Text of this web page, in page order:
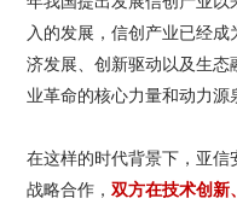
入的发展，信创产业已经
济发展、创新驱动以及生
业革命的核心力量和动力源
在这样的时代背景下，亚
战略合作，双方在技术创新